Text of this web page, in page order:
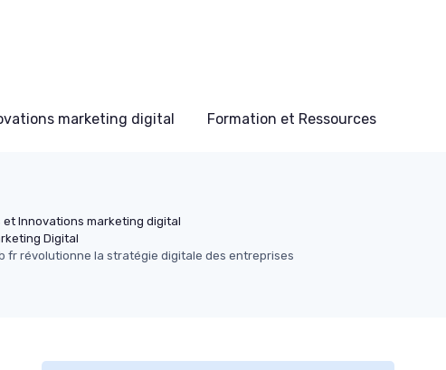
marketing digital Formation et Ressources
et Innovations marketing digital
Digital
fr révolutionne la stratégie digitale des entreprises